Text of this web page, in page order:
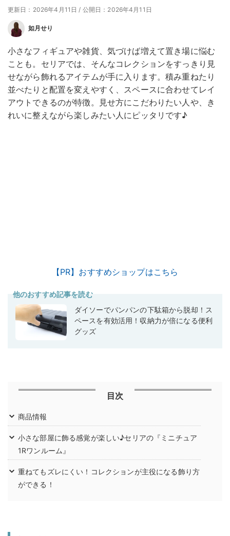
更新日：2026年4月11日 / 公開日：2026年4月11日
如月せり
小さなフィギュアや雑貨、気づけば増えて置き場に悩む
ことも。セリアでは、そんなコレクションをすっきり見
せながら飾れるアイテムが手に入ります。積み重ねたり
並べたりと配置を変えやすく、スペースに合わせてレイ
アウトできるのが特徴。見せ方にこだわりたい人や、き
れいに整えながら楽しみたい人にピッタリです♪
【PR】おすすめショップはこちら
他のおすすめ記事を読む
ダイソーでパンパンの下駄箱から脱却！ス
ペースを有効活用！収納力が倍になる便利
グッズ
目次
商品情報
小さな部屋に飾る感覚が楽しい♪セリアの『ミニチュア
1Rワンルーム』
重ねてもズレにくい！コレクションが主役になる飾り方
ができる！